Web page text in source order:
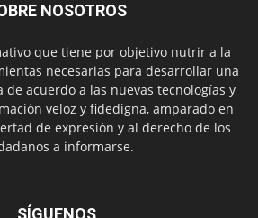
NOSOTROS
que tiene por objetivo nutrir a la
necesarias para desarrollar una
acuerdo a las nuevas tecnologías y
veloz y fidedigna, amparado en
de expresión y al derecho de los
a informarse.
SÍGUENOS